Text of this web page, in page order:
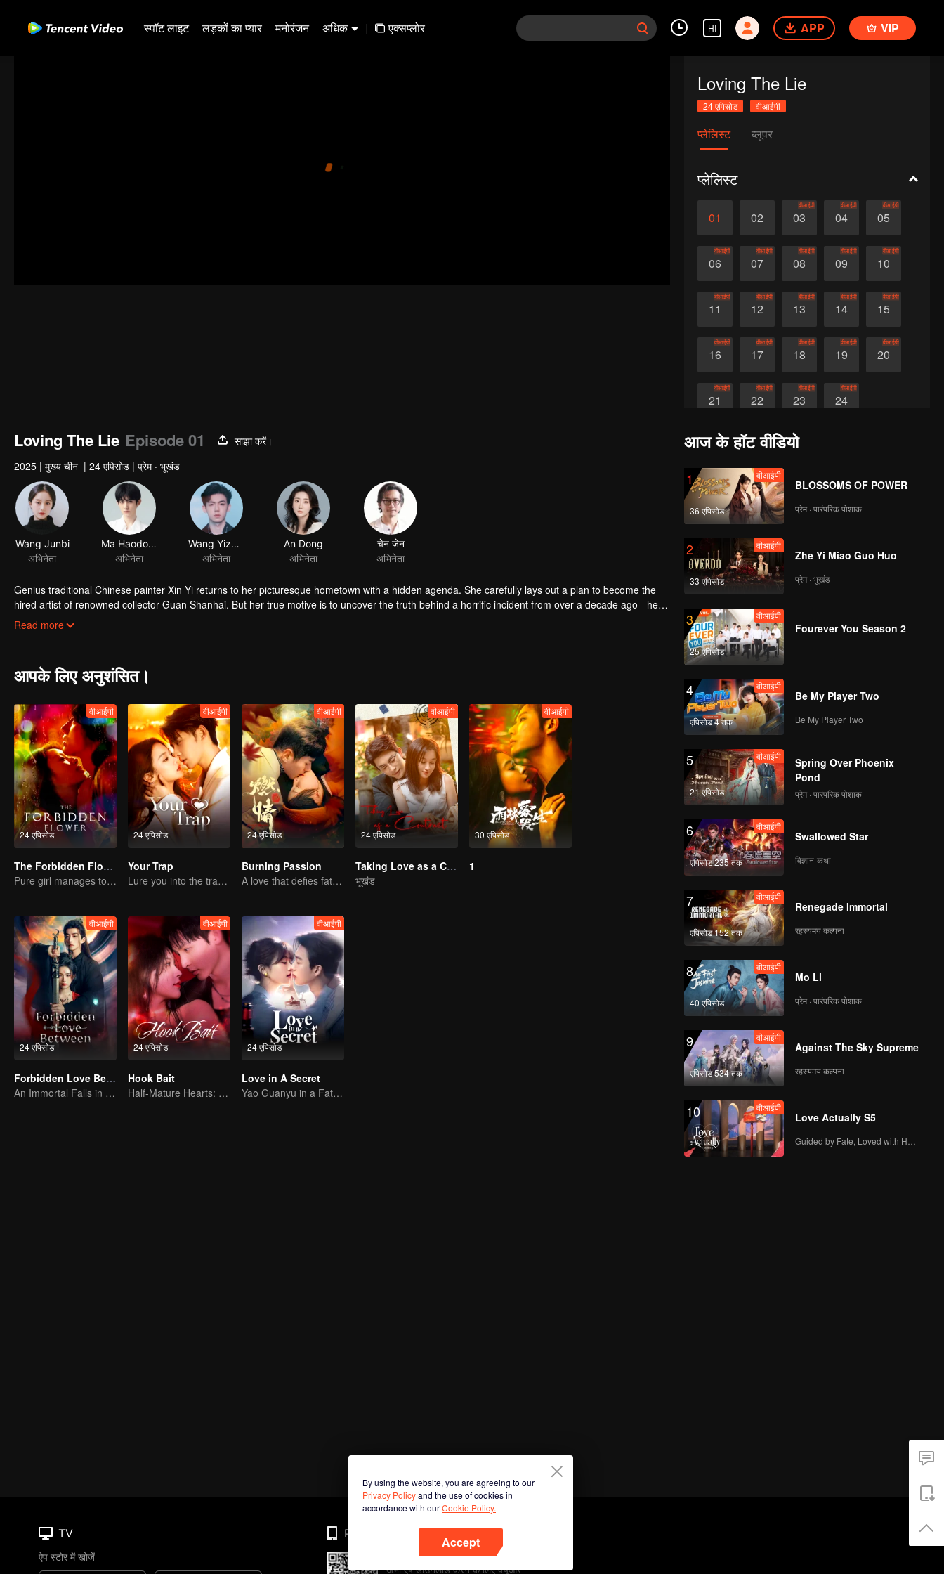
स्पॉट लाइट लड़कों का प्यार मनोरंजन अधिक | एक्सप्लोर HI APP VIP
Loving The Lie
24 एपिसोड वीआईपी
प्लेलिस्ट ब्लूपर
प्लेलिस्ट
01 02 03
वीआईपी
04
वीआईपी
05
वीआईपी
06
वीआईपी
07
वीआईपी
08
वीआईपी
09
वीआईपी
10
वीआईपी
11
वीआईपी
12
वीआईपी
13
वीआईपी
14
वीआईपी
15
वीआईपी
16
वीआईपी
17
वीआईपी
18
वीआईपी
19
वीआईपी
20
वीआईपी
21
वीआईपी
22
वीआईपी
23
वीआईपी
24
वीआईपी
Loving The Lie Episode 01
साझा करें।
2025 | मुख्य चीन | 24 एपिसोड | प्रेम · भूखंड
Wang Junbi
अभिनेता
Ma Haodong
अभिनेता
Wang Yizhou
अभिनेता
An Dong
अभिनेता
चेन जेन
अभिनेता
Genius traditional Chinese painter Xin Yi returns to her picturesque hometown with a hidden agenda. She carefully lays out a plan to become the
hired artist of renowned collector Guan Shanhai. But her true motive is to uncover the truth behind a horrific incident from over a decade ago - her
father was lured into a counterfeit art factory and died tragically, while her younger sister Nong was brutally abused and left mentally shattered.
Using herself as bait, Xin Yi is determined to expose the mastermind behind the tragedy. At a critical moment, Guan Shanhai’s son, Guan Huai,
Read more
आपके लिए अनुशंसित।
24 एपिसोड
वीआईपी
The Forbidden Flower
Pure girl manages to move the handsome boy
24 एपिसोड
वीआईपी
Your Trap
Lure you into the trap with love as bait
24 एपिसोड
वीआईपी
Burning Passion
A love that defies fate, tested by pain and power
24 एपिसोड
वीआईपी
Taking Love as a Contract
भूखंड
30 एपिसोड
वीआईपी
1
24 एपिसोड
वीआईपी
Forbidden Love Between
An Immortal Falls in Love With a Witch
24 एपिसोड
वीआईपी
Hook Bait
Half-Mature Hearts: Dangerous Hunt
24 एपिसोड
वीआईपी
Love in A Secret
Yao Guanyu in a Fateful Game of Love and Obsession
आज के हॉट वीडियो
1
36 एपिसोड
वीआईपी
BLOSSOMS OF POWER
प्रेम · पारंपरिक पोशाक
2
33 एपिसोड
वीआईपी
Zhe Yi Miao Guo Huo
प्रेम · भूखंड
3
25 एपिसोड
वीआईपी
Fourever You Season 2
4
एपिसोड 4 तक
वीआईपी
Be My Player Two
Be My Player Two
5
21 एपिसोड
वीआईपी
Spring Over Phoenix
Pond
प्रेम · पारंपरिक पोशाक
6
एपिसोड 235 तक
वीआईपी
Swallowed Star
विज्ञान-कथा
7
एपिसोड 152 तक
वीआईपी
Renegade Immortal
रहस्यमय कल्पना
8
40 एपिसोड
वीआईपी
Mo Li
प्रेम · पारंपरिक पोशाक
9
एपिसोड 534 तक
वीआईपी
Against The Sky Supreme
रहस्यमय कल्पना
10 वीआईपी
Love Actually S5
By using the website, you are agreeing to our
Privacy Policyand the use of cookies in
accordance with ourCookie Policy.
Accept
TV
ऐप स्टोर में खोजें
Phone
अभी ऐप डाउनलोड करने के लिए क्यूआर